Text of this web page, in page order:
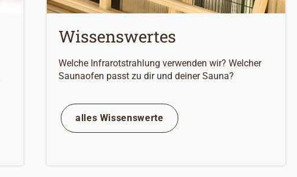
Wissenswertes
Welche Infrarotstrahlung verwenden wir? Welcher
Saunaofen passt zu dir und deiner Sauna?
alles Wissenswerte